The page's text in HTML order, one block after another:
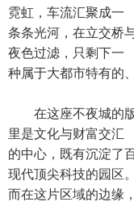
霓虹，车流汇聚成一
条条光河，在立交桥
夜色过滤，只剩下一
种属于大都市特有的
在这座不夜城的版
里是文化与财富交汇
的中心，既有沉淀了
现代顶尖科技的园区。
而在这片区域的边缘